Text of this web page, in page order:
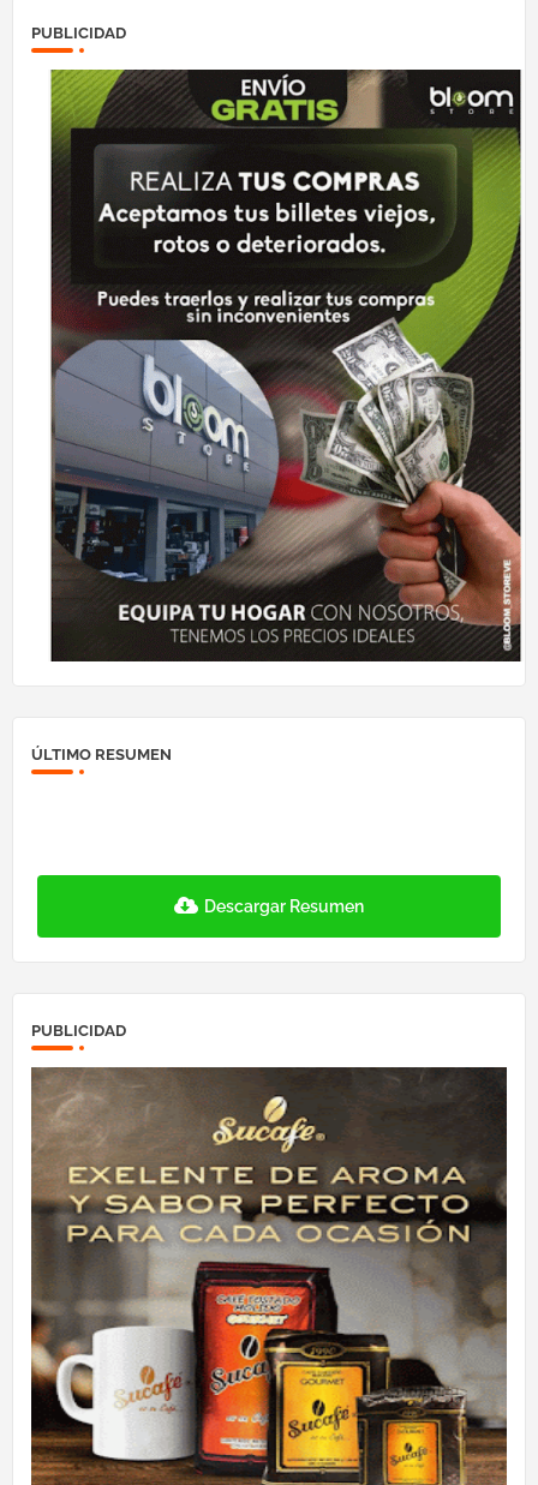
PUBLICIDAD
ÚLTIMO RESUMEN
Descargar Resumen
PUBLICIDAD